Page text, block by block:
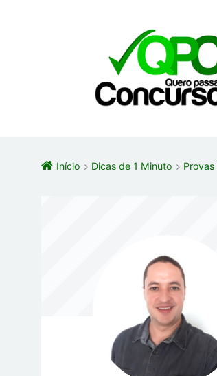
Início Dicas de 1 Minuto